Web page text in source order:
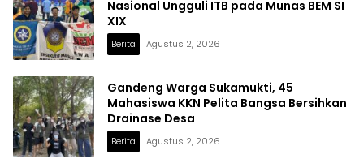
Nasional Ungguli ITB pada Munas BEM SI
XIX
Berita Agustus 2, 2026
Gandeng Warga Sukamukti, 45
Mahasiswa KKN Pelita Bangsa Bersihkan
Drainase Desa
Berita Agustus 2, 2026